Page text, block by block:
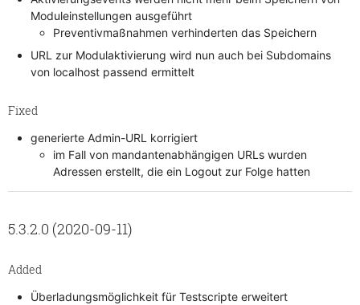
Moduleinstellungen ausgeführt
Preventivmaßnahmen verhinderten das Speichern
URL zur Modulaktivierung wird nun auch bei Subdomains
von localhost passend ermittelt
Fixed
generierte Admin-URL korrigiert
im Fall von mandantenabhängigen URLs wurden
Adressen erstellt, die ein Logout zur Folge hatten
5.3.2.0 (2020-09-11)
Added
Überladungsmöglichkeit für Testscripte erweitert